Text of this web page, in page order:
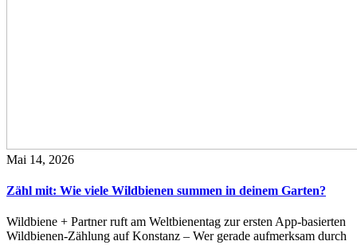
Mai 14, 2026
Zähl mit: Wie viele Wildbienen summen in deinem Garten?
Wildbiene + Partner ruft am Weltbienentag zur ersten App-basierten
Wildbienen-Zählung auf Konstanz – Wer gerade aufmerksam durch